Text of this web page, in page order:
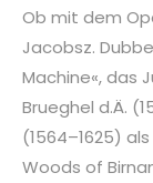
Ob mit dem
Jacobsz.
Machine«, das
Brueghel d.Ä.
(1564–1625)
Woods of